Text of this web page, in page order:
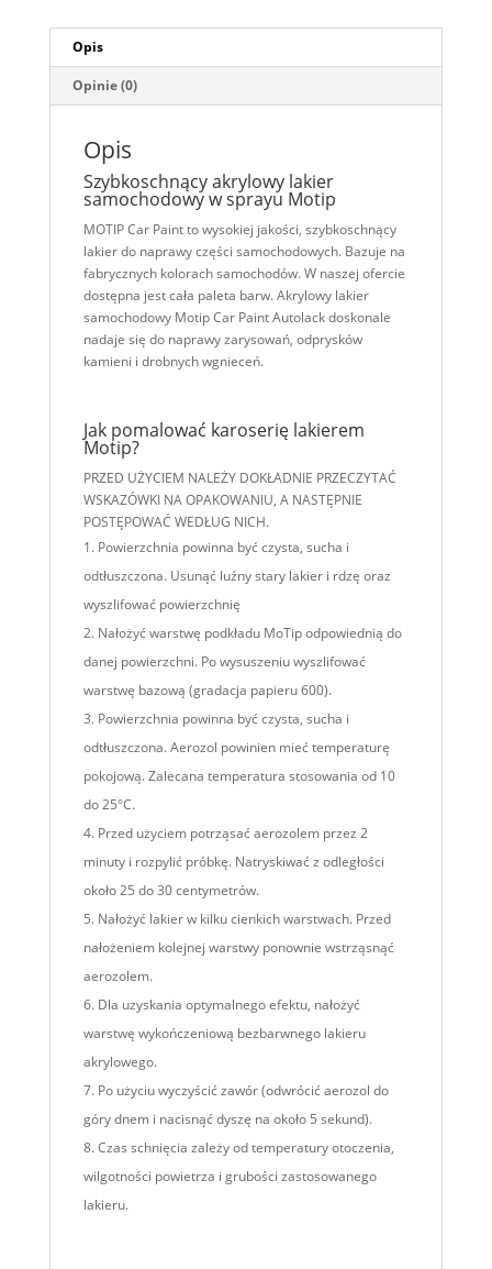
Opis
Opinie (0)
Opis
Szybkoschnący akrylowy lakier
samochodowy w sprayu Motip
MOTIP Car Paint to wysokiej jakości, szybkoschnący
lakier do naprawy części samochodowych. Bazuje na
fabrycznych kolorach samochodów. W naszej ofercie
dostępna jest cała paleta barw. Akrylowy lakier
samochodowy Motip Car Paint Autolack doskonale
nadaje się do naprawy zarysowań, odprysków
kamieni i drobnych wgnieceń.
Jak pomalować karoserię lakierem
Motip?
PRZED UŻYCIEM NALEŻY DOKŁADNIE PRZECZYTAĆ
WSKAZÓWKI NA OPAKOWANIU, A NASTĘPNIE
POSTĘPOWAĆ WEDŁUG NICH.
Powierzchnia powinna być czysta, sucha i
odtłuszczona. Usunąć luźny stary lakier i rdzę oraz
wyszlifować powierzchnię
Nałożyć warstwę podkładu MoTip odpowiednią do
danej powierzchni. Po wysuszeniu wyszlifować
warstwę bazową (gradacja papieru 600).
Powierzchnia powinna być czysta, sucha i
odtłuszczona. Aerozol powinien mieć temperaturę
pokojową. Zalecana temperatura stosowania od 10
do 25°C.
Przed użyciem potrząsać aerozolem przez 2
minuty i rozpylić próbkę. Natryskiwać z odległości
około 25 do 30 centymetrów.
Nałożyć lakier w kilku cienkich warstwach. Przed
nałożeniem kolejnej warstwy ponownie wstrząsnąć
aerozolem.
Dla uzyskania optymalnego efektu, nałożyć
warstwę wykończeniową bezbarwnego lakieru
akrylowego.
Po użyciu wyczyścić zawór (odwrócić aerozol do
góry dnem i nacisnąć dyszę na około 5 sekund).
Czas schnięcia zależy od temperatury otoczenia,
wilgotności powietrza i grubości zastosowanego
lakieru.